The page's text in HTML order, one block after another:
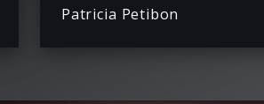
Patricia Petibon